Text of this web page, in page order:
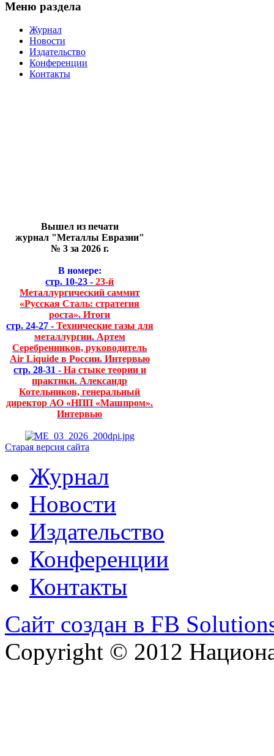
Меню раздела
Журнал
Новости
Издательство
Конференции
Контакты
Вышел из печати
журнал "Металлы Евразии"
№ 3 за 2026 г.
В номере:
стр. 10-23 - 23-й
Металлургический саммит
«Русская Сталь: стратегия
роста». Итоги
стр. 24-27 - Технические газы для
металлургии. Артем
Серебренников, руководитель
Air Liquide в России. Интервью
стр. 28-31 - На стыке теории и
практики. Александр
Котельников, генеральный
директор АО «НПП «Машпром».
Интервью
Старая версия сайта
Журнал
Новости
Издательство
Конференции
Контакты
Сайт создан в FB
Copyright © 2012